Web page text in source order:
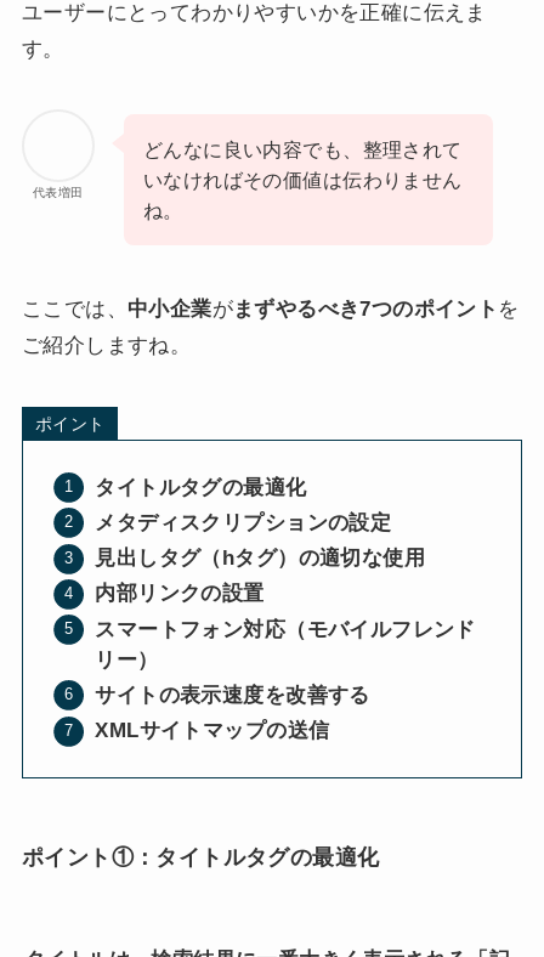
ユーザーにとってわかりやすいかを正確に伝えま
す。
代表増田
どんなに良い内容でも、整理されて
いなければその価値は伝わりません
ね。
ここでは、 中小企業がまずやるべき7つのポイント を
ご紹介しますね。
ポイント
タイトルタグの最適化
メタディスクリプションの設定
見出しタグ（hタグ）の適切な使用
内部リンクの設置
スマートフォン対応（モバイルフレンド
リー）
サイトの表示速度を改善する
XMLサイトマップの送信
ポイント①： タイトルタグの最適化